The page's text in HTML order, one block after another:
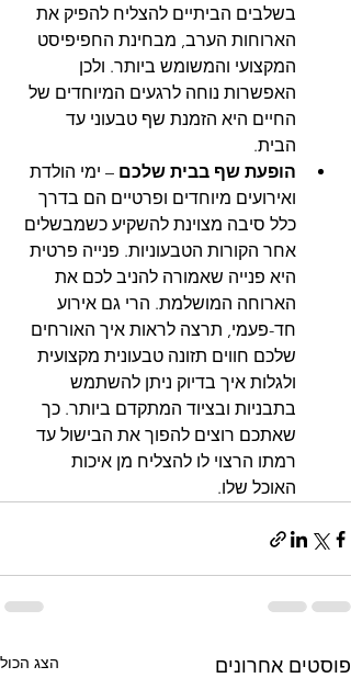
בשלבים הביתיים להצליח להפיק את
הארוחות הערב, מבחינת החפיפיסט
המקצועי והמשומש ביותר. ולכן
האפשרות נוחה לרגעים המיוחדים של
החיים היא הזמנת שף טבעוני עד
הבית.
הופעת שף בבית שלכם – ימי הולדת
ואירועים מיוחדים ופרטיים הם בדרך
כלל סיבה מצוינת להשקיע כשמבשלים
אחר הקורות הטבעוניות. פנייה פרטית
היא פנייה שאמורה להניב לכם את
הארוחה המושלמת. הרי גם אירוע
חד-פעמי, תרצה לראות איך האורחים
שלכם חווים תזונה טבעונית מקצועית
ולגלות איך בדיוק ניתן להשתמש
בתבניות ובציוד המתקדם ביותר. כך
שאתכם רוצים להפוך את הבישול עד
רמתו הרצוי לו להצליח מן איכות
האוכל שלו.
פוסטים אחרונים הצג הכול